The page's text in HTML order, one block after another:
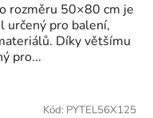
rozměru 50×80 cm je
určený pro balení,
Díky většímu
pro...
Kód: PYTEL56X125